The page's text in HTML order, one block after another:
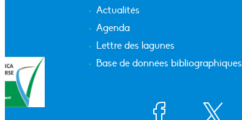
Actualités
Agenda
Lettre des lagunes
Base de données bibliographiques